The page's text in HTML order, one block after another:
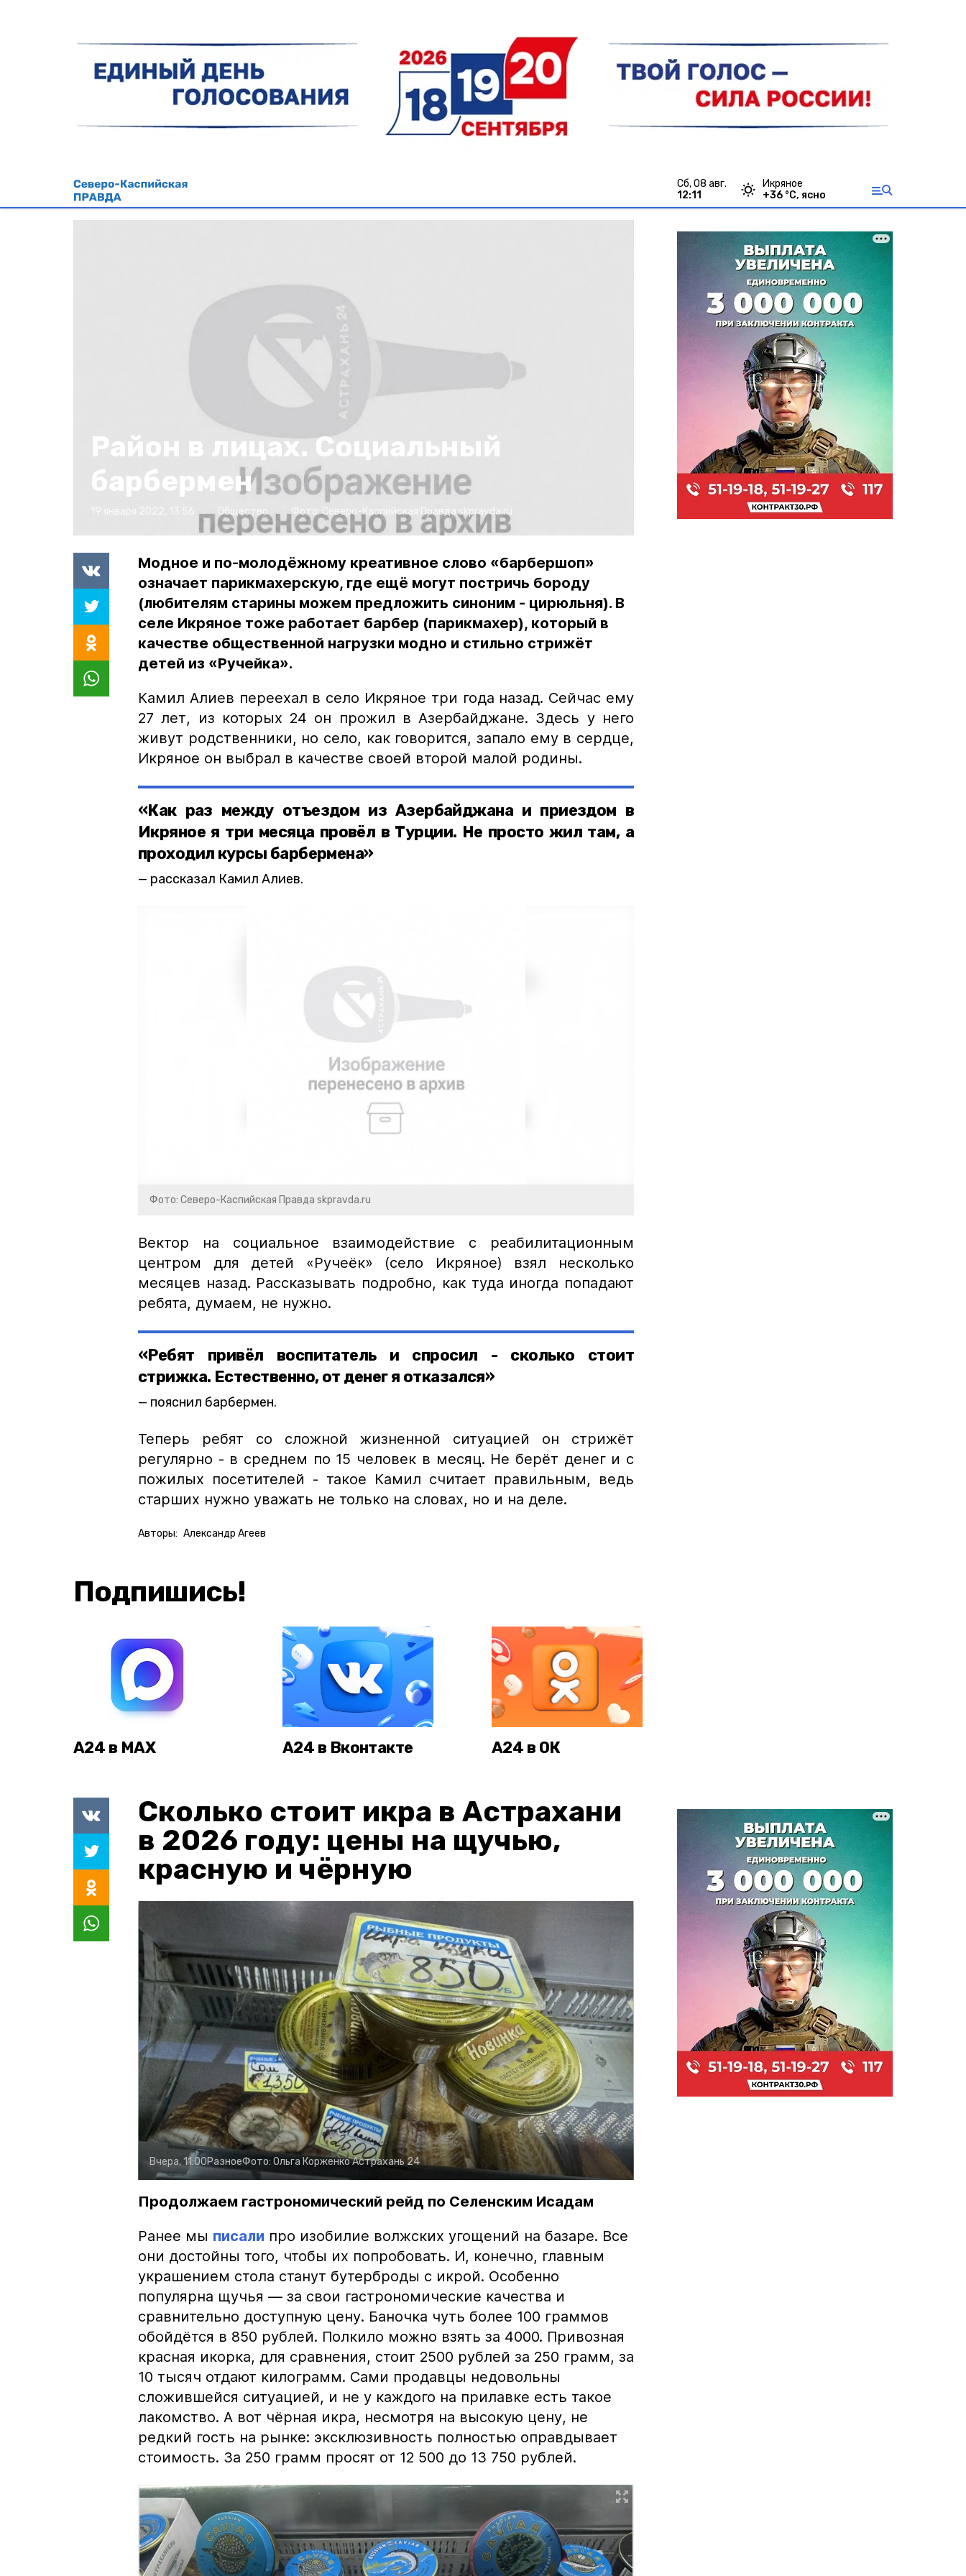
сб, 08 авг.
12:11
Икряное
+36 °С, ясно
Район в лицах. Социальный
барбермен
Общество Фото:Северо-Каспийская Правда skpravda.ru
Модное и по-молодёжному креативное слово «барбершоп»
означает парикмахерскую, где ещё могут постричь бороду
(любителям старины можем предложить синоним - цирюльня). В
селе Икряное тоже работает барбер (парикмахер), который в
качестве общественной нагрузки модно и стильно стрижёт
детей из «Ручейка».
Камил Алиев переехал в село Икряное три года назад. Сейчас ему
27 лет, из которых 24 он прожил в Азербайджане. Здесь у него
живут родственники, но село, как говорится, запало ему в сердце,
Икряное он выбрал в качестве своей второй малой родины.
«Как раз между отъездом из Азербайджана и приездом в
Икряное я три месяца провёл в Турции. Не просто жил там, а
проходил курсы барбермена»
рассказал Камил Алиев.
Фото: Северо-Каспийская Правда skpravda.ru
Вектор на социальное взаимодействие с реабилитационным
центром для детей «Ручеёк» (село Икряное) взял несколько
месяцев назад. Рассказывать подробно, как туда иногда попадают
ребята, думаем, не нужно.
«Ребят привёл воспитатель и спросил - сколько стоит
стрижка. Естественно, от денег я отказался»
пояснил барбермен.
Теперь ребят со сложной жизненной ситуацией он стрижёт
регулярно - в среднем по 15 человек в месяц. Не берёт денег и с
пожилых посетителей - такое Камил считает правильным, ведь
старших нужно уважать не только на словах, но и на деле.
Авторы: Александр Агеев
Подпишись!
А24 в MAX А24 в Вконтакте А24 в ОК
Сколько стоит икра в Астрахани
в 2026 году: цены на щучью,
красную и чёрную
Вчера, 11:00РазноеФото: Ольга КорженкоАстрахань 24
Продолжаем гастрономический рейд по Селенским Исадам
Ранее мы писали про изобилие волжских угощений на базаре. Все
они достойны того, чтобы их попробовать. И, конечно, главным
украшением стола станут бутерброды с икрой. Особенно
популярна щучья — за свои гастрономические качества и
сравнительно доступную цену. Баночка чуть более 100 граммов
обойдётся в 850 рублей. Полкило можно взять за 4000. Привозная
красная икорка, для сравнения, стоит 2500 рублей за 250 грамм, за
10 тысяч отдают килограмм. Сами продавцы недовольны
сложившейся ситуацией, и не у каждого на прилавке есть такое
лакомство. А вот чёрная икра, несмотря на высокую цену, не
редкий гость на рынке: эксклюзивность полностью оправдывает
стоимость. За 250 грамм просят от 12 500 до 13 750 рублей.